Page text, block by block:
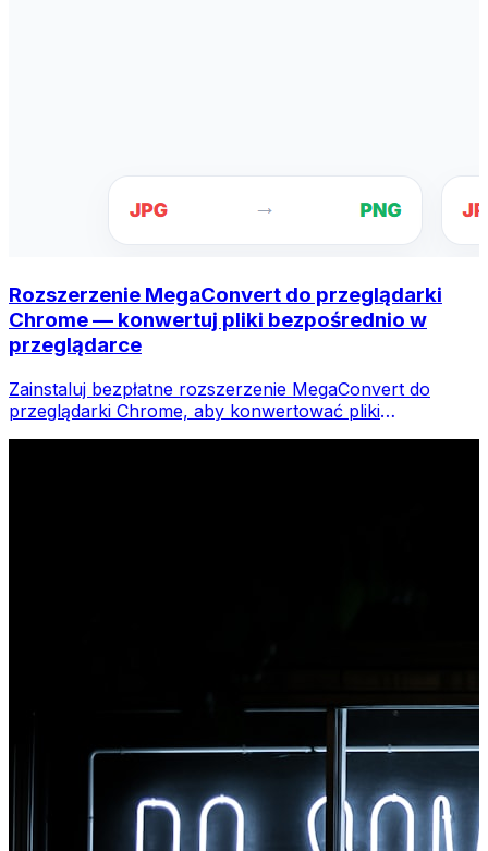
Rozszerzenie MegaConvert do przeglądarki
Chrome — konwertuj pliki bezpośrednio w
przeglądarce
Zainstaluj bezpłatne rozszerzenie MegaConvert do
przeglądarki Chrome, aby konwertować pliki